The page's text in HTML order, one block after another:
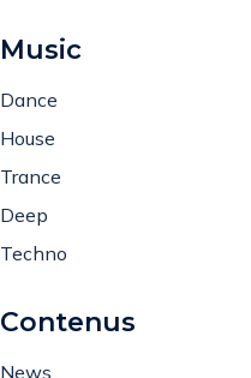
Music
Dance
House
Trance
Deep
Techno
Contenus
News